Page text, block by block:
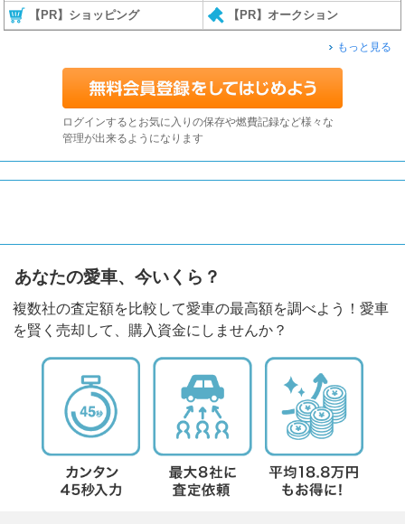
【PR】ショッピング 【PR】オークション
もっと見る
ログインするとお気に入りの保存や燃費記録など様々な
管理が出来るようになります
あなたの愛車、今いくら？
複数社の査定額を比較して愛車の最高額を調べよう！愛車
を賢く売却して、購入資金にしませんか？